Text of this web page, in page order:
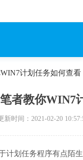
计划任务如何查看
笔者教你WIN7
新时间： 2021-02-20
计划任务程序有点陌